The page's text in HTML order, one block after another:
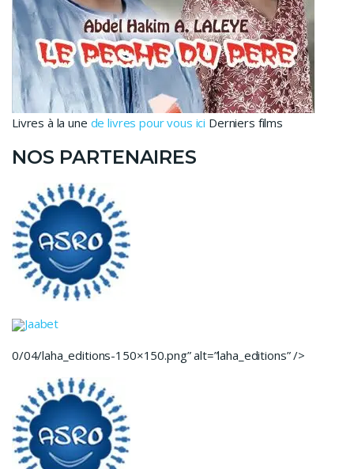
Livres à la une de livres pour vous ici Derniers films
NOS PARTENAIRES
Jaabet
0/04/laha_editions-150×150.png” alt=”laha_editions” />